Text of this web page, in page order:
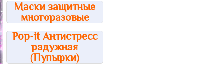
Маски защитные
многоразовые
Pop-it Антистресс
радужная
(Пупырки)